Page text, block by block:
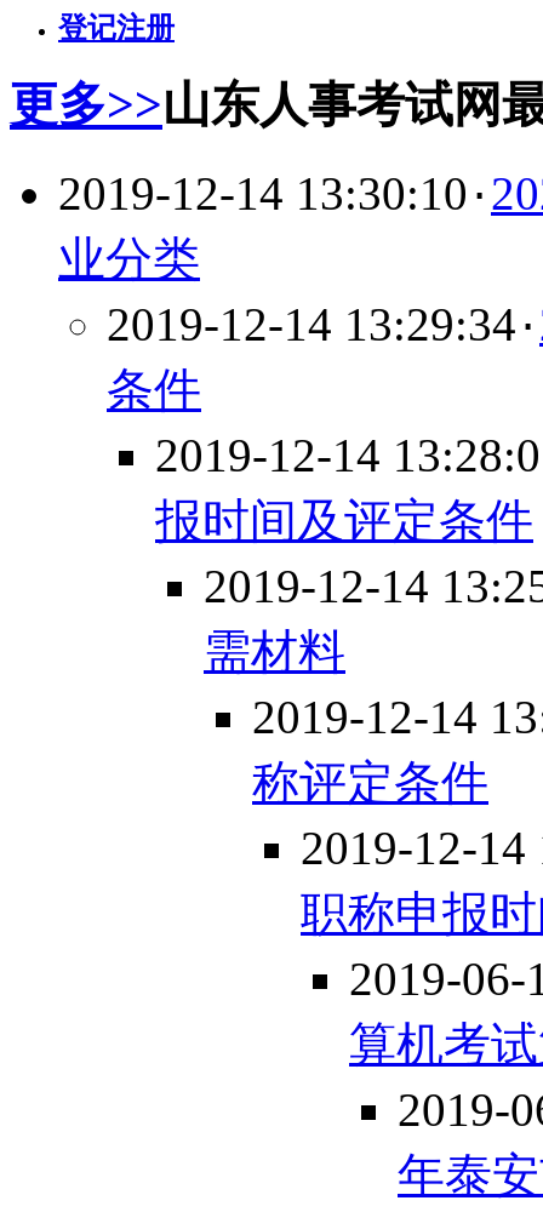
登记注册
更多>>山东人事考试网
2019-12-14 13:30:10 ·
业分类
2019-12-14 13:29:34 ·
条件
2019-12-14
报时间及评定条件
2019-12-14
需材料
2019-12-14
称评定条件
2019-12-14
职称申报
2019-06-
算机考
2019-
年泰